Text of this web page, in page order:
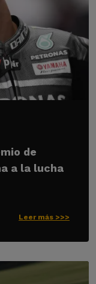
de
a la lucha
Leer más >>>